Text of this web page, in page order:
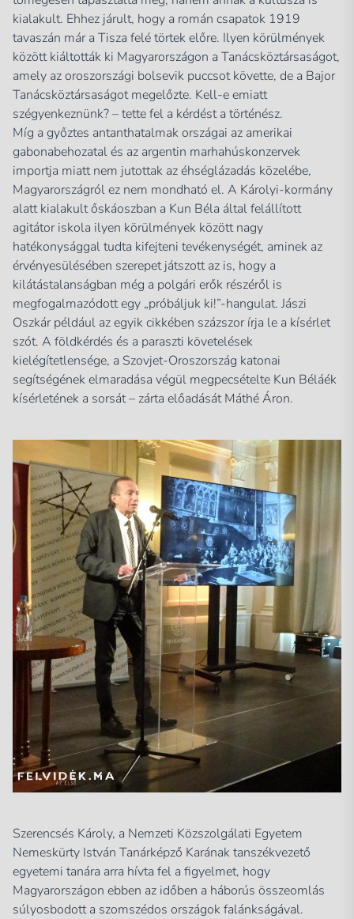
kialakult. Ehhez járult, hogy a román csapatok 1919
tavaszán már a Tisza felé törtek előre. Ilyen körülmények
között kiáltották ki Magyarországon a Tanácsköztársaságot,
amely az oroszországi bolsevik puccsot követte, de a Bajor
Tanácsköztársaságot megelőzte. Kell-e emiatt
szégyenkeznünk? – tette fel a kérdést a történész.
Míg a győztes antanthatalmak országai az amerikai
gabonabehozatal és az argentin marhahúskonzervek
importja miatt nem jutottak az éhséglázadás közelébe,
Magyarországról ez nem mondható el. A Károlyi-kormány
alatt kialakult őskáoszban a Kun Béla által felállított
agitátor iskola ilyen körülmények között nagy
hatékonysággal tudta kifejteni tevékenységét, aminek az
érvényesülésében szerepet játszott az is, hogy a
kilátástalanságban még a polgári erők részéről is
megfogalmazódott egy „próbáljuk ki!”-hangulat. Jászi
Oszkár például az egyik cikkében százszor írja le a kísérlet
szót. A földkérdés és a paraszti követelések
kielégítetlensége, a Szovjet-Oroszország katonai
segítségének elmaradása végül megpecsételte Kun Béláék
kísérletének a sorsát – zárta előadását Máthé Áron.
Szerencsés Károly, a Nemzeti Közszolgálati Egyetem
Nemeskürty István Tanárképző Karának tanszékvezető
egyetemi tanára arra hívta fel a figyelmet, hogy
Magyarországon ebben az időben a háborús összeomlás
súlyosbodott a szomszédos országok falánkságával.